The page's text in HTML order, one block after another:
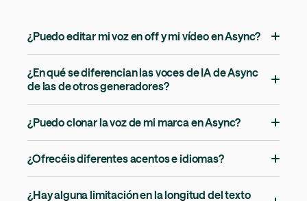
¿Puedo editar mi voz en off y mi vídeo en Async?
¿En qué se diferencian las voces de IA de Async
de las de otros generadores?
¿Puedo clonar la voz de mi marca en Async?
¿Ofrecéis diferentes acentos e idiomas?
¿Hay alguna limitación en la longitud del texto